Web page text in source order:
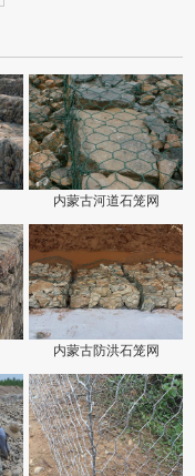
内蒙古河道石笼网
内蒙古防洪石笼网